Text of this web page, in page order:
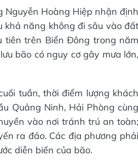
Nguyễn Hoàng Hiệp nhận định
khả năng không đi sâu vào đất
tiên trên Biển Đông trong năm
bão có nguy cơ gây mưa lớn,
tuần, thời điểm lượng khách
Quảng Ninh, Hải Phòng cùng
vào nơi tránh trú an toàn;
ra đảo. Các địa phương phải
diễn biến của bão.